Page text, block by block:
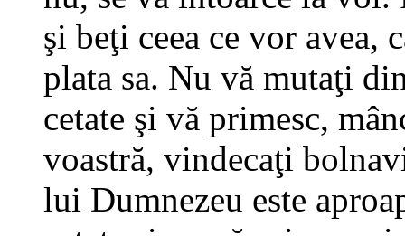
şi beţi ceea ce vor avea,
plata sa. Nu vă mutaţi
cetate şi vă primesc,
voastră, vindecaţi
lui Dumnezeu este